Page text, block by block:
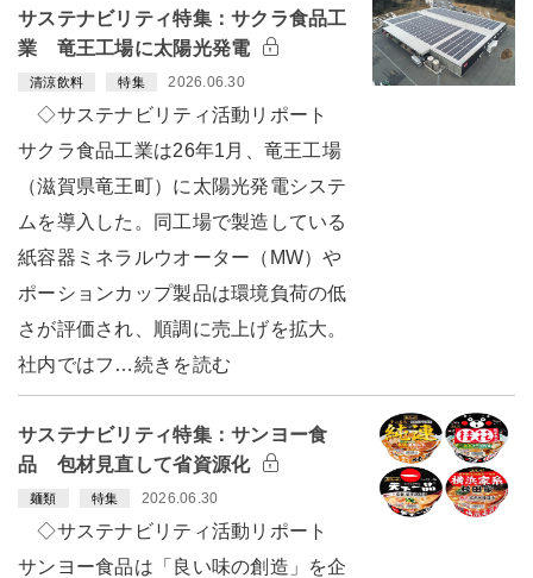
サステナビリティ特集：サクラ食品工
業 竜王工場に太陽光発電
清涼飲料 特集 2026.06.30
◇サステナビリティ活動リポート
サクラ食品工業は26年1月、竜王工場
（滋賀県竜王町）に太陽光発電システ
ムを導入した。同工場で製造している
紙容器ミネラルウオーター（MW）や
ポーションカップ製品は環境負荷の低
さが評価され、順調に売上げを拡大。
社内ではフ…続きを読む
サステナビリティ特集：サンヨー食
品 包材見直して省資源化
麺類 特集 2026.06.30
◇サステナビリティ活動リポート
サンヨー食品は「良い味の創造」を企